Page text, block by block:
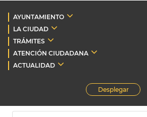
AYUNTAMIENTO
LA CIUDAD
TRÁMITES
ATENCIÓN CIUDADANA
ACTUALIDAD
Desplegar